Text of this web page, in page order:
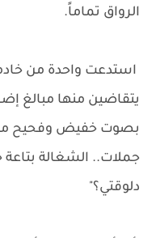
الرواق تماماً.
استدعت واحدة من
يتقاضين منها مبالغ
بصوت خفيض وفحيح
جملات.. الشغالة بتاعة
دلوقتي؟"